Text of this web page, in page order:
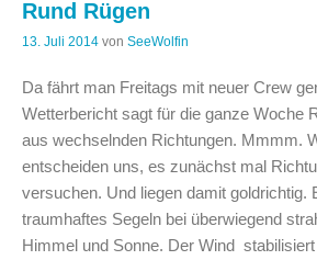
Rund Rügen
13. Juli 2014 von SeeWolfin
Da fährt man Freitags mit neuer Crew
Wetterbericht sagt für die ganze Woche
aus wechselnden Richtungen. Mmmm.
entscheiden uns, es zunächst mal
versuchen. Und liegen damit goldrichtig.
traumhaftes Segeln bei überwiegend
Himmel und Sonne. Der Wind